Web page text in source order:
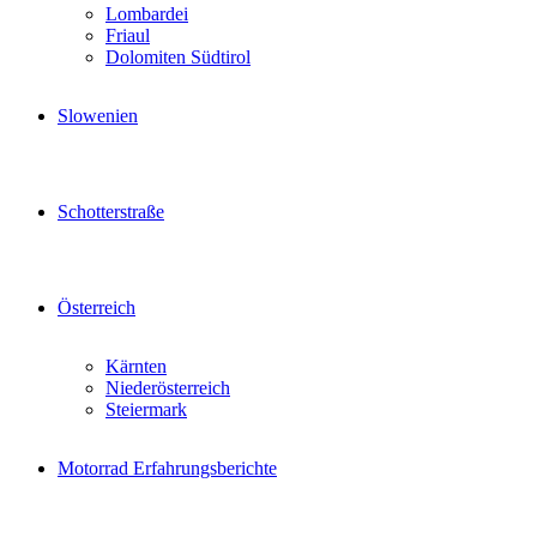
Lombardei
Friaul
Dolomiten Südtirol
Slowenien
Schotterstraße
Österreich
Kärnten
Niederösterreich
Steiermark
Motorrad Erfahrungsberichte